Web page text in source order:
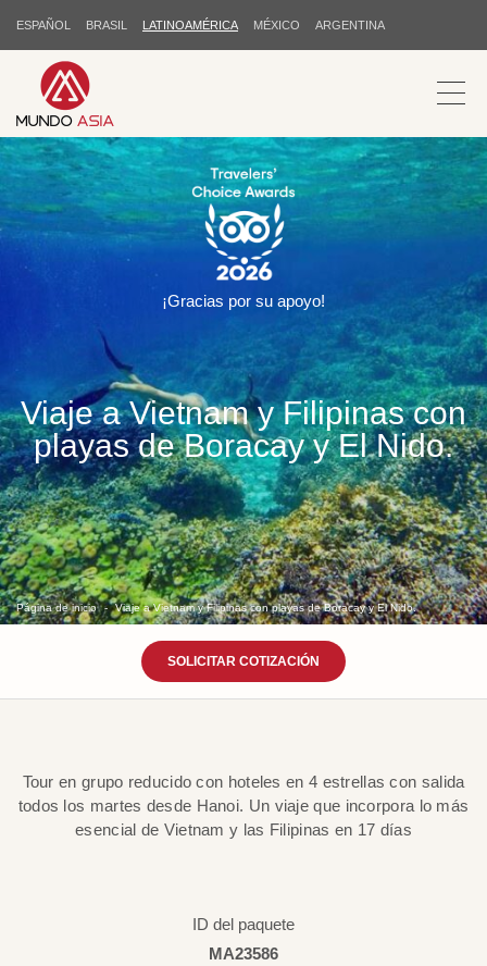
ESPAÑOL BRASIL LATINOAMÉRICA MÉXICO ARGENTINA
Viaje a Vietnam y Filipinas con
playas de Boracay y El Nido.
Página de inicio Viaje a Vietnam y Filipinas con playas de Boracay y El Nido.
¡Gracias por su apoyo!
SOLICITAR COTIZACIÓN
Tour en grupo reducido con hoteles en 4 estrellas con salida
todos los martes desde Hanoi. Un viaje que incorpora lo más
esencial de Vietnam y las Filipinas en 17 días
ID del paquete
MA23586